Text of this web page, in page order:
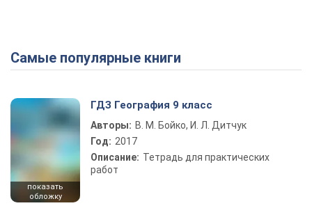
Play Video
Самые популярные книги
показать
обложку
ГДЗ География 9 класс
Авторы: В. М. Бойко, И. Л. Дитчук
Год: 2017
Описание: Тетрадь для практических
работ